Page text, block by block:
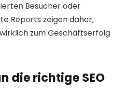
Besucher oder
Reports zeigen daher,
zum Geschäftserfolg
die richtige SEO